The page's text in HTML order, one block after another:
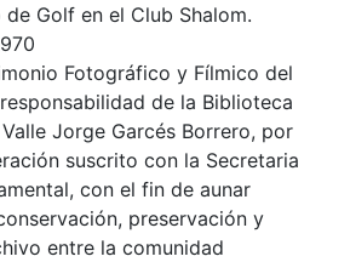
Golf en el Club Shalom.
Fotográfico y Fílmico del
de la Biblioteca
Jorge Garcés Borrero, por
suscrito con la Secretaria
con el fin de aunar
preservación y
entre la comunidad